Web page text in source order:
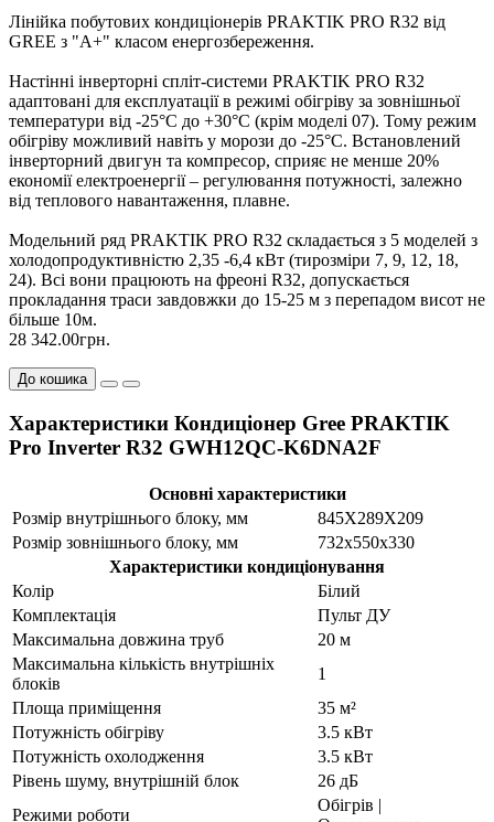
Лінійка побутових кондиціонерів PRAKTIK PRO R32 від
GREE з "А+" класом енергозбереження.
Настінні інверторні спліт-системи PRAKTIK PRO R32
адаптовані для експлуатації в режимі обігріву за зовнішньої
температури від -25°С до +30°С (крім моделі 07). Тому режим
обігріву можливий навіть у морози до -25°С. Встановлений
інверторний двигун та компресор, сприяє не менше 20%
економії електроенергії – регулювання потужності, залежно
від теплового навантаження, плавне.
Модельний ряд PRAKTIK PRO R32 складається з 5 моделей з
холодопродуктивністю 2,35 -6,4 кВт (тирозміри 7, 9, 12, 18,
24). Всі вони працюють на фреоні R32, допускається
прокладання траси завдовжки до 15-25 м з перепадом висот не
більше 10м.
28 342.00грн.
До кошика
Характеристики Кондиціонер Gree PRAKTIK
Pro Inverter R32 GWH12QC-K6DNA2F
Основні характеристики
Розмір внутрішнього блоку, мм
845X289X209
Розмір зовнішнього блоку, мм
732x550x330
Характеристики кондиціонування
Колір
Білий
Комплектація
Пульт ДУ
Максимальна довжина труб
20 м
Максимальна кількість внутрішніх
блоків
1
Площа приміщення
35 м²
Потужність обігріву
3.5 кВт
Потужність охолодження
3.5 кВт
Рівень шуму, внутрішній блок
26 дБ
Режими роботи
Обігрів |